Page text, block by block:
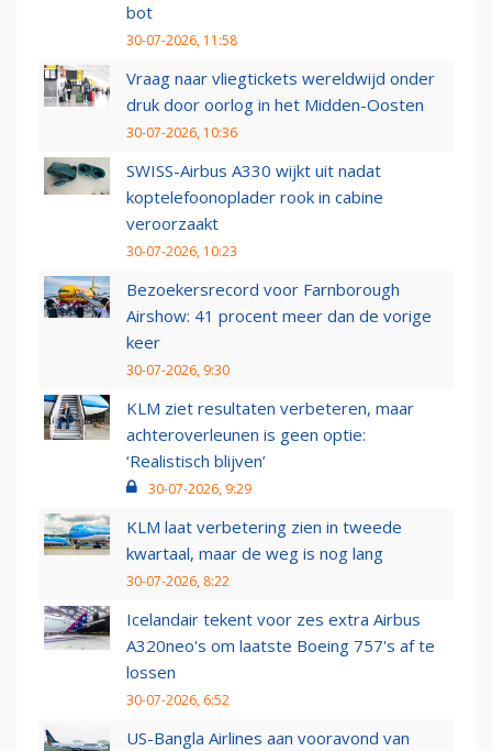
bot
30-07-2026, 11:58
Vraag naar vliegtickets wereldwijd onder
druk door oorlog in het Midden-Oosten
30-07-2026, 10:36
SWISS-Airbus A330 wijkt uit nadat
koptelefoonoplader rook in cabine
veroorzaakt
30-07-2026, 10:23
Bezoekersrecord voor Farnborough
Airshow: 41 procent meer dan de vorige
keer
30-07-2026, 9:30
KLM ziet resultaten verbeteren, maar
achteroverleunen is geen optie:
‘Realistisch blijven’
30-07-2026, 9:29
KLM laat verbetering zien in tweede
kwartaal, maar de weg is nog lang
30-07-2026, 8:22
Icelandair tekent voor zes extra Airbus
A320neo's om laatste Boeing 757's af te
lossen
30-07-2026, 6:52
US-Bangla Airlines aan vooravond van